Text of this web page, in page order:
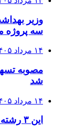
وزیر
سه پروژه
۱۴ مرداد ۱۴۰۵
مصوبه
شد
۱۴ مرداد ۱۴۰۵
این ۳ رشته پزشکی در دانشگاه‌ها مشتری ندارد!